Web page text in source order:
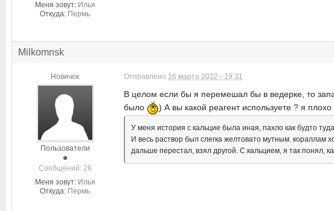
Меня зовут: Илья
Откуда: Пермь
Milkomnsk
Новичок
Пользователи
Cообщений: 26
Меня зовут: Илья
Откуда: Пермь
Отправлено 16 марта 2022 - 19:31
В целом если бы я перемешал бы в ведерке, то
было
) А вы какой реагент используете ? я
У меня история с кальцие была иная, пахло как будто
И весь раствор был слегка желтовато мутным. кораллам
дальше перестал, взял другой. С кальцием, я так понял,